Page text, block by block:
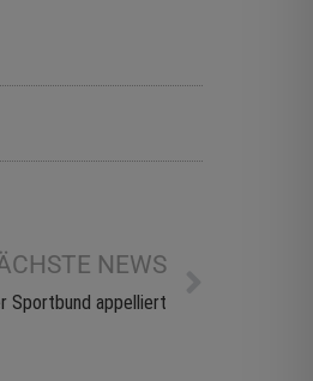
NEWS
Sportbund appelliert